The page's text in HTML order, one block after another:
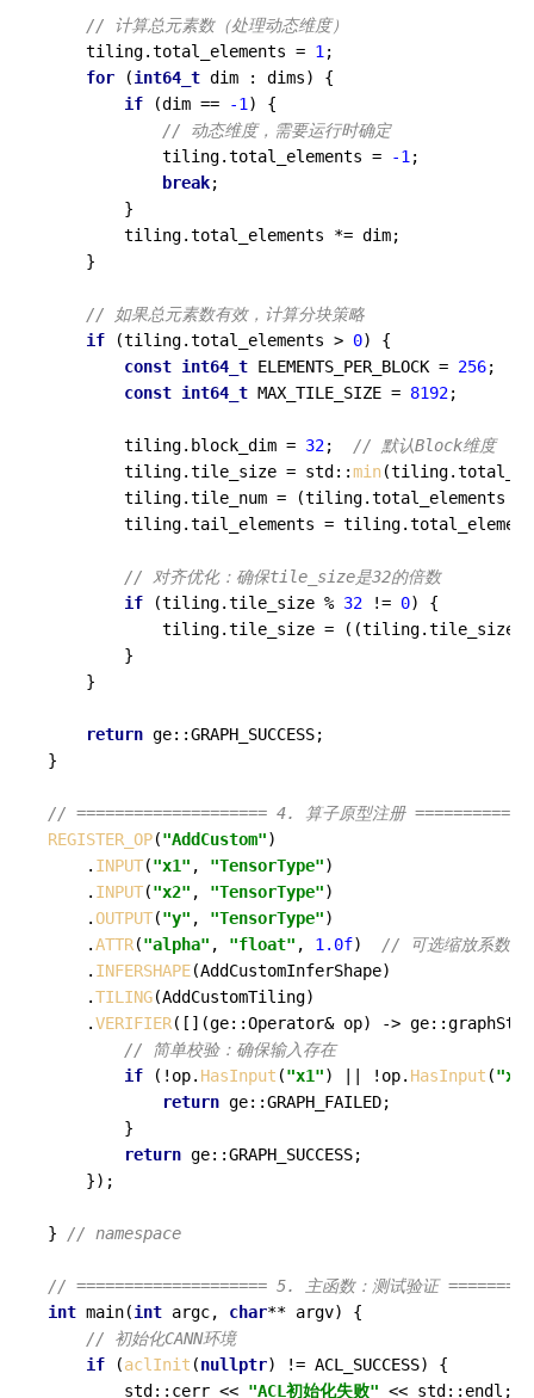
// 计算总元素数（处理动态维度）
    tiling.total_elements =
1 ;
for (int64_t dim : dims) {
if (dim == -1 ) {
// 动态维度，需要运行时确定
            tiling.total_elements =
-1 ;
break;
        }
        tiling.total_elements *= dim;
    }
// 如果总元素数有效，计算分块策略
if (tiling.total_elements > 0) {
const int64_t ELEMENTS_PER_BLOCK = 256;
const int64_t MAX_TILE_SIZE = 8192;
        tiling.block_dim =
32; // 默认Block维度
        tiling.tile_size = std::
min
tiling.tile_num = (tiling.total_elements
tiling.tail_elements =
// 对齐优化：确保tile_size是32的倍数
if (tiling.tile_size % 32 != 0) {
tiling.tile_size = ((tiling.tile_size
        }
    }
return ge::GRAPH_SUCCESS;
}
// ==================== 4. 算子原型注册
REGISTER_OP("AddCustom")
    .
INPUT("x1" , "TensorType")
    .
INPUT("x2" , "TensorType")
    .
OUTPUT("y" , "TensorType")
    .
ATTR("alpha" , "float" , 1.0f) // 可选缩放系数
    .
INFERSHAPE(AddCustomInferShape)
    .
TILING(AddCustomTiling)
    .
VERIFIER([](ge::Operator& op) ->
// 简单校验：确保输入存在
if (!op. HasInput ("x1") || !op. HasInput ("x2"
return ge::GRAPH_FAILED;
        }
return ge::GRAPH_SUCCESS;
    });
} // namespace
// ==================== 5. 主函数：测试验证
int main(int argc, char** argv)
{
// 初始化CANN环境
if (aclInit (nullptr) != ACL_SUCCESS) {
        std::cerr <<
"ACL初始化失败" << std::endl;